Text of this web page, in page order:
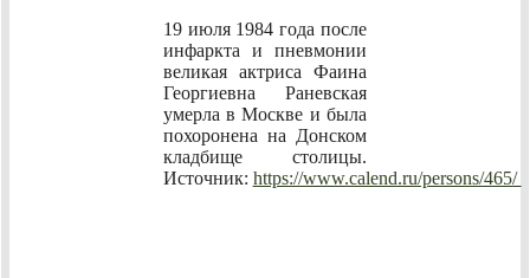
19 июля 1984 года после
инфаркта и пневмонии
великая актриса Фаина
Георгиевна Раневская
умерла в Москве и была
похоронена на Донском
кладбище столицы.
Источник: https://www.calend.ru/persons/465/